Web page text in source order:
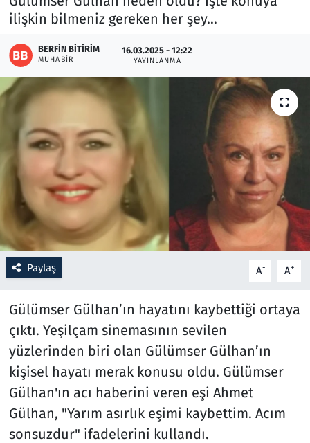
ilişkin bilmeniz gereken her şey…
BERFIN BITIRIM
MUHABIR
16.03.2025 - 12:22
YAYINLANMA
Paylaş A- A+
Gülümser Gülhan’ın hayatını kaybettiği ortaya
çıktı. Yeşilçam sinemasının sevilen
yüzlerinden biri olan Gülümser Gülhan’ın
kişisel hayatı merak konusu oldu. Gülümser
Gülhan'ın acı haberini veren eşi Ahmet
Gülhan, "Yarım asırlık eşimi kaybettim. Acım
sonsuzdur" ifadelerini kullandı.
Otomobil
Oyun
Ramazan
Rüya Tabirleri
Sağlık
Savunma Sanayi
Seçim 2023
Teknoloji ve Bilim
Televizyon